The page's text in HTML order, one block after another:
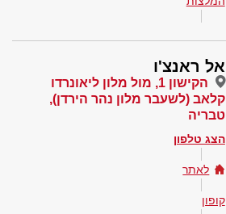
אל ראנצ'ו
הקישון 1, מול מלון ליאונרדו
קלאב (לשעבר מלון נהר הירדן),
טבריה
הצג טלפון
לאתר
קופון